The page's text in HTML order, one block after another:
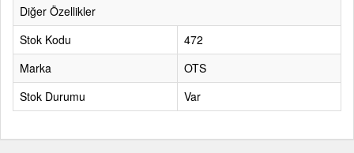
Diğer Özellikler
Stok Kodu
472
Marka
OTS
Stok Durumu
Var